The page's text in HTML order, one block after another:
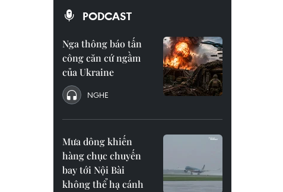
PODCAST
Nga thông báo tấn
công căn cứ ngầm
của Ukraine
NGHE
Mưa dông khiến
hàng chục chuyến
bay tới Nội Bài
không thể hạ cánh